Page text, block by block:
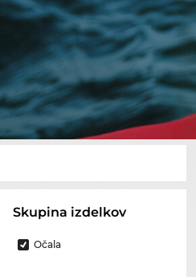
Skupina izdelkov
Očala